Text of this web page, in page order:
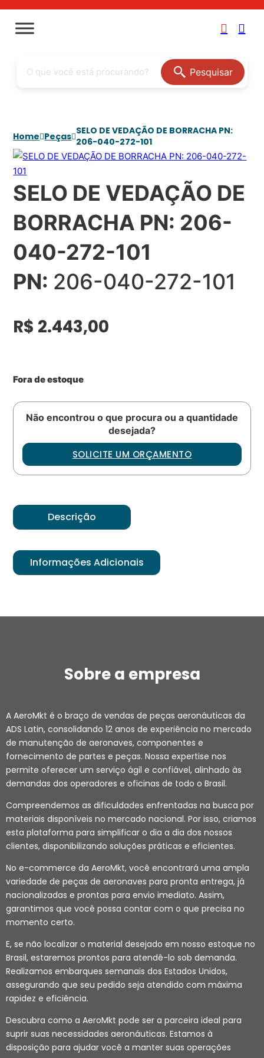
Pesquisar
Home Peças SELO DE VEDAÇÃO DE BORRACHA PN:
206-040-272-101
SELO DE VEDAÇÃO DE
BORRACHA PN: 206-
040-272-101
PN: 206-040-272-101
R$ 2.443,00
Fora de estoque
Não encontrou o que procura ou a quantidade
desejada?
SOLICITE UM ORÇAMENTO
Descrição
Informações Adicionais
Sobre a empresa
A AeroMkt é o braço de vendas de peças aeronáuticas da
ADS Latin, consolidando 12 anos de experiência no mercado
de manutenção de aeronaves, componentes e
fornecimento de partes e peças. Nossa expertise nos
permite oferecer um serviço ágil e confiável, alinhado às
demandas dos operadores e oficinas de todo o Brasil.
Compreendemos as dificuldades enfrentadas na busca por
materiais disponíveis no mercado nacional. Por isso, criamos
esta plataforma para simplificar o dia a dia dos nossos
clientes, disponibilizando soluções práticas e eficientes.
No e-commerce da AeroMkt, você encontrará uma ampla
variedade de peças de aeronaves para pronta entrega, já
nacionalizadas e prontas para envio imediato. Assim,
garantimos que você possa contar com o que precisa no
momento certo.
E, se não localizar o material desejado em nosso estoque no
Brasil, estaremos prontos para atendê-lo sob demanda.
Realizamos embarques semanais dos Estados Unidos,
assegurando que seu pedido seja atendido com máxima
rapidez e eficiência.
Descubra como a AeroMkt pode ser a parceira ideal para
suprir suas necessidades aeronáuticas. Estamos à
disposição para ajudar você a manter suas operações